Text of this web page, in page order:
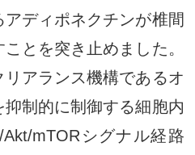
ディポネクチンが椎間
とを突き止めました。
アランス機構であるオ
制的に制御する細胞内
mTORシグナル経路